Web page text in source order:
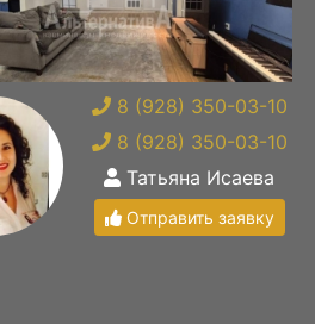
8 (928) 350-03-10
8 (928) 350-03-10
Татьяна Исаева
Отправить заявку